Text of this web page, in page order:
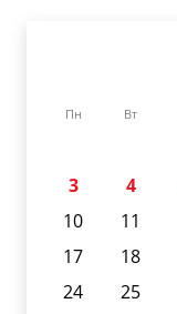
Пн Вт
3
4
10
11
17
18
24
25